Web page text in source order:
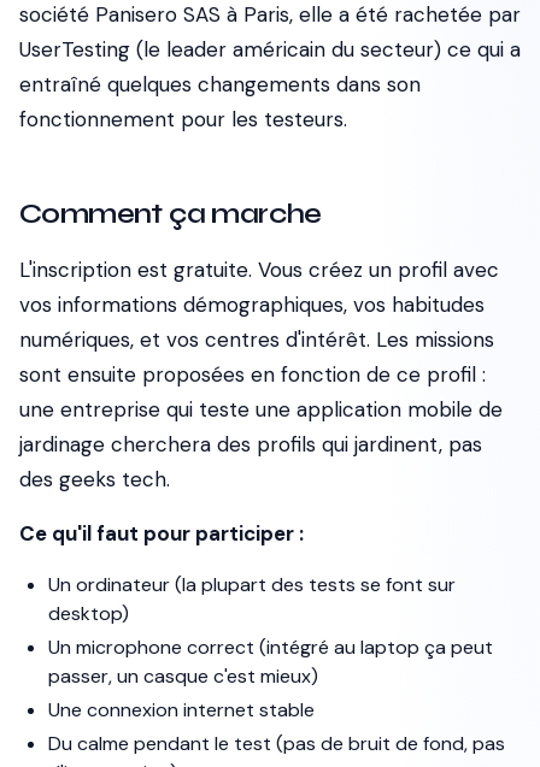
société Panisero SAS à Paris, elle a été rachetée par
UserTesting (le leader américain du secteur) ce qui a
entraîné quelques changements dans son
fonctionnement pour les testeurs.
Comment ça marche
L'inscription est gratuite. Vous créez un profil avec
vos informations démographiques, vos habitudes
numériques, et vos centres d'intérêt. Les missions
sont ensuite proposées en fonction de ce profil :
une entreprise qui teste une application mobile de
jardinage cherchera des profils qui jardinent, pas
des geeks tech.
Ce qu'il faut pour participer :
Un ordinateur (la plupart des tests se font sur
desktop)
Un microphone correct (intégré au laptop ça peut
passer, un casque c'est mieux)
Une connexion internet stable
Du calme pendant le test (pas de bruit de fond, pas